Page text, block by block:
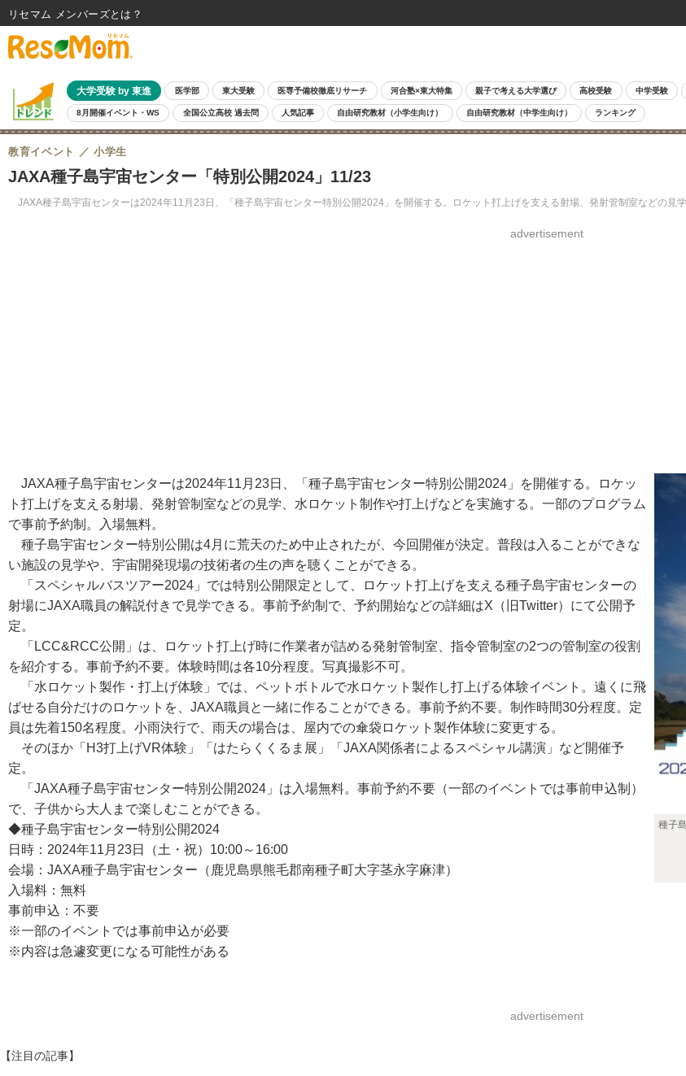
大学受験 by 東進 医学部 東大受験 医専予備校徹底リサーチ 河合塾×東大特集 親子で考える大学選び 高校受験 中学受験
8月開催イベント・WS 全国公立高校 過去問 人気記事 自由研究教材（小学生向け） 自由研究教材（中学生向け） ランキング
JAXA種子島宇宙センター「特別公開2024」11/23
JAXA種子島宇宙センターは2024年11月23日、「種子島宇宙センター特別公開2024」を開催する。ロケット打上げを支える射場、発射管制室などの見
教育イベント 小学生
advertisement
種子
JAXA種子島宇宙センターは2024年11月23日、「種子島宇宙センター特別公開2024」を開催する。ロケッ
ト打上げを支える射場、発射管制室などの見学、水ロケット制作や打上げなどを実施する。一部のプログラム
で事前予約制。入場無料。
種子島宇宙センター特別公開は4月に荒天のため中止されたが、今回開催が決定。普段は入ることができな
い施設の見学や、宇宙開発現場の技術者の生の声を聴くことができる。
「スペシャルバスツアー2024」では特別公開限定として、ロケット打上げを支える種子島宇宙センターの
射場にJAXA職員の解説付きで見学できる。事前予約制で、予約開始などの詳細はX（旧Twitter）にて公開予
定。
「LCC&RCC公開」は、ロケット打上げ時に作業者が詰める発射管制室、指令管制室の2つの管制室の役割
を紹介する。事前予約不要。体験時間は各10分程度。写真撮影不可。
「水ロケット製作・打上げ体験」では、ペットボトルで水ロケット製作し打上げる体験イベント。遠くに飛
ばせる自分だけのロケットを、JAXA職員と一緒に作ることができる。事前予約不要。制作時間30分程度。定
員は先着150名程度。小雨決行で、雨天の場合は、屋内での傘袋ロケット製作体験に変更する。
そのほか「H3打上げVR体験」「はたらくくるま展」「JAXA関係者によるスペシャル講演」など開催予
定。
「JAXA種子島宇宙センター特別公開2024」は入場無料。事前予約不要（一部のイベントでは事前申込制）
で、子供から大人まで楽しむことができる。
◆種子島宇宙センター特別公開2024
日時：2024年11月23日（土・祝）10:00～16:00
会場：JAXA種子島宇宙センター（鹿児島県熊毛郡南種子町大字茎永字麻津）
入場料：無料
事前申込：不要
※一部のイベントでは事前申込が必要
※内容は急遽変更になる可能性がある
advertisement
【注目の記事】
リセマム メンバーズ